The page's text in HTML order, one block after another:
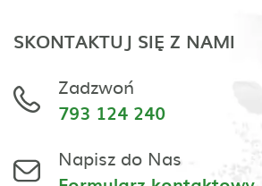
SKONTAKTUJ SIĘ Z NAMI
Zadzwoń
793 124 240
Napisz do Nas